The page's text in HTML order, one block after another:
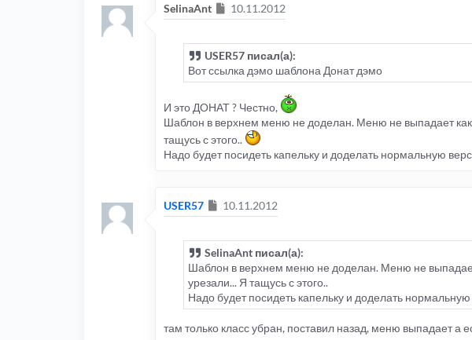
SelinaAnt Сообщение
10.11.2012
USER57 писал(а):
Вот ссылка дэмо шаблона Донат дэмо
И это ДОНАТ ? Честно,
Шаблон в верхнем меню не доделан. Меню не выпадает
тащусь с этого..
Надо будет посидеть капельку и доделать нормальную
USER57 Сообщение
10.11.2012
SelinaAnt писал(а):
Шаблон в верхнем меню не доделан. Меню не
урезали... Я тащусь с этого..
Надо будет посидеть капельку и доделать
там только класс убран, поставил назад, меню выпадает а